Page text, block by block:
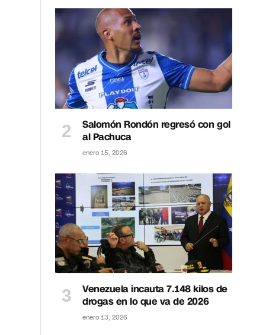
Salomón Rondón regresó con gol
al Pachuca
enero 15, 2026
Venezuela incauta 7.148 kilos de
drogas en lo que va de 2026
enero 13, 2026